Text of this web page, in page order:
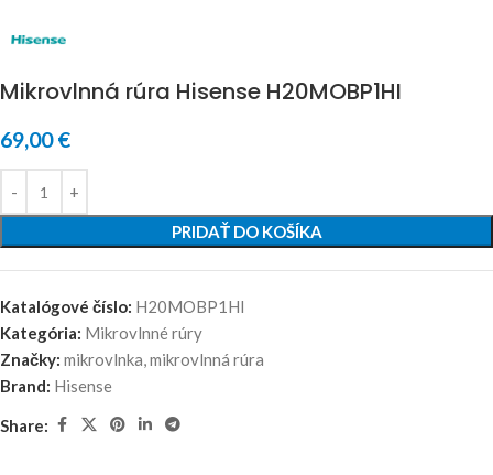
Mikrovlnná rúra Hisense H20MOBP1HI
69,00€
PRIDAŤ DO KOŠÍKA
Katalógové číslo: H20MOBP1HI
Kategória: Mikrovlnné rúry
Značky: mikrovlnka,mikrovlnná rúra
Brand: Hisense
Share: